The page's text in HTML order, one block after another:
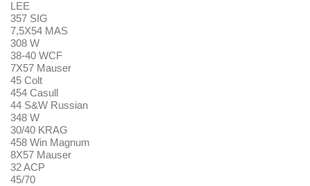
LEE
357 SIG
7,5X54 MAS
308 W
38-40 WCF
7X57 Mauser
45 Colt
454 Casull
44 S&W Russian
348 W
30/40 KRAG
458 Win Magnum
8X57 Mauser
32 ACP
45/70